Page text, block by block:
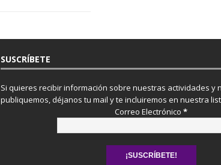
SUSCRÍBETE
Si quieres recibir información sobre nuestras actividades y
publiquemos, déjanos tu mail y te incluiremos en nuestra
Correo Electrónico*